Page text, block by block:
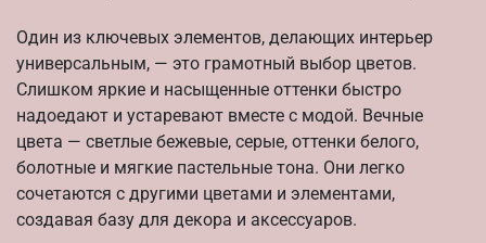
Один из ключевых элементов, делающих интерьер
универсальным, — это грамотный выбор цветов.
Слишком яркие и насыщенные оттенки быстро
надоедают и устаревают вместе с модой. Вечные
цвета — светлые бежевые, серые, оттенки белого,
болотные и мягкие пастельные тона. Они легко
сочетаются с другими цветами и элементами,
создавая базу для декора и аксессуаров.